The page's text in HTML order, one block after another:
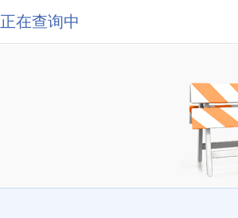
正在查询中